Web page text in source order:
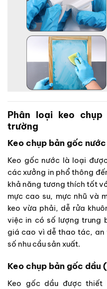
Phân loại keo
trường
Keo chụp bản gốc
Keo gốc nước là loại
các xưởng in phổ thông
khả năng tương thích tốt
mực cao su, mực nhũ và
keo vừa phải, dễ rửa
việc in có số lượng trung
giá cao vì dễ thao tác,
số nhu cầu sản xuất.
Keo chụp bản gốc dầu
Keo gốc dầu được thiết